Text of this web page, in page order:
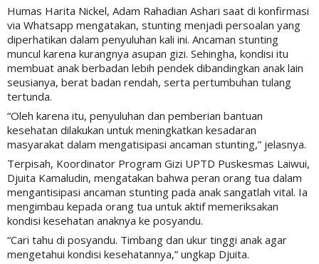
Humas Harita Nickel, Adam Rahadian Ashari saat di konfirmasi
via Whatsapp mengatakan, stunting menjadi persoalan yang
diperhatikan dalam penyuluhan kali ini. Ancaman stunting
muncul karena kurangnya asupan gizi. Sehingha, kondisi itu
membuat anak berbadan lebih pendek dibandingkan anak lain
seusianya, berat badan rendah, serta pertumbuhan tulang
tertunda.
“Oleh karena itu, penyuluhan dan pemberian bantuan
kesehatan dilakukan untuk meningkatkan kesadaran
masyarakat dalam mengatisipasi ancaman stunting,” jelasnya.
Terpisah, Koordinator Program Gizi UPTD Puskesmas Laiwui,
Djuita Kamaludin, mengatakan bahwa peran orang tua dalam
mengantisipasi ancaman stunting pada anak sangatlah vital. Ia
mengimbau kepada orang tua untuk aktif memeriksakan
kondisi kesehatan anaknya ke posyandu.
“Cari tahu di posyandu. Timbang dan ukur tinggi anak agar
mengetahui kondisi kesehatannya,” ungkap Djuita.